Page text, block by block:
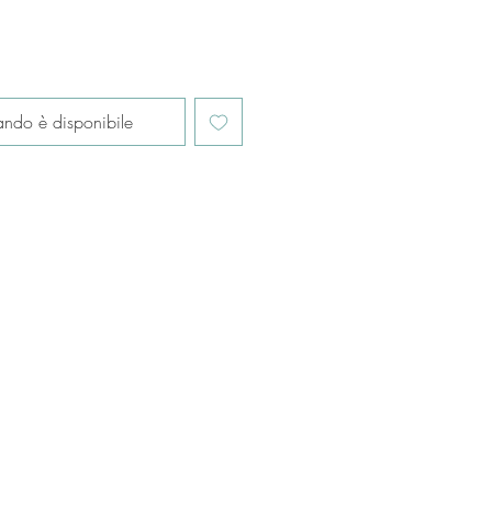
è disponibile